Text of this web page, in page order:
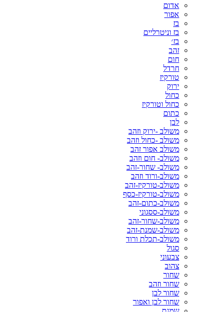
אדום
אפור
בז
בז וניטרליים
בז׳
זהב
חום
חרדל
טורקיז
ירוק
כחול
כחול וטורקיז
כתום
לבן
משולב -ירוק וזהב
משולב -כחול וזהב
משולב אפור זהב
משולב- חום וזהב
משולב- שחור-זהב
משולב-ורוד וזהב
משולב-טורקיז-זהב
משולב-טורקיז-כסף
משולב-כתום-זהב
משולב-ססגוני
משולב-שחור-זהב
משולב-שמנת-זהב
משולב-תכלת ורוד
סגול
צבעוני
צהוב
שחור
שחור וזהב
שחור לבן
שחור לבן ואפור